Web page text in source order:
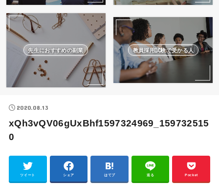
先生におすすめの副業 教員採用試験で受かる人
2020.08.13
xQh3vQV06gUxBhf1597324969_159732515
0
ツイート シェア はてブ 送る Pocket